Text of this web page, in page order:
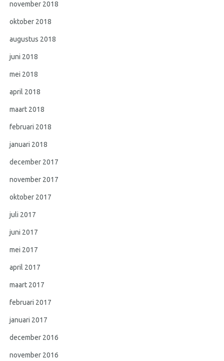
november 2018
oktober 2018
augustus 2018
juni 2018
mei 2018
april 2018
maart 2018
februari 2018
januari 2018
december 2017
november 2017
oktober 2017
juli 2017
juni 2017
mei 2017
april 2017
maart 2017
februari 2017
januari 2017
december 2016
november 2016